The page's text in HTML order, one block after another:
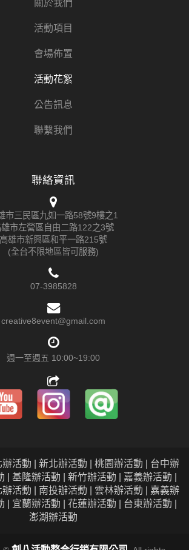
關於我們
活動項目
會場佈置
活動花絮
公告訊息
聯繫我們
聯絡資訊
市三民區九如一路58號9樓之1
雄市左營區自由二路122之3號
高雄市新興區和平一路215號
(全台不限地區皆可服務)
07-3985828
creative8event@gmail.com
週一至週五 10:00~19:00
活動 | 新北辦活動 | 桃園辦活動 | 台中辦
| 基隆辦活動 | 新竹辦活動 | 嘉義辦活動 |
活動 | 南投辦活動 | 雲林辦活動 | 嘉義辦
| 宜蘭辦活動 | 花蓮辦活動 | 台東辦活動 |
澎湖辦活動